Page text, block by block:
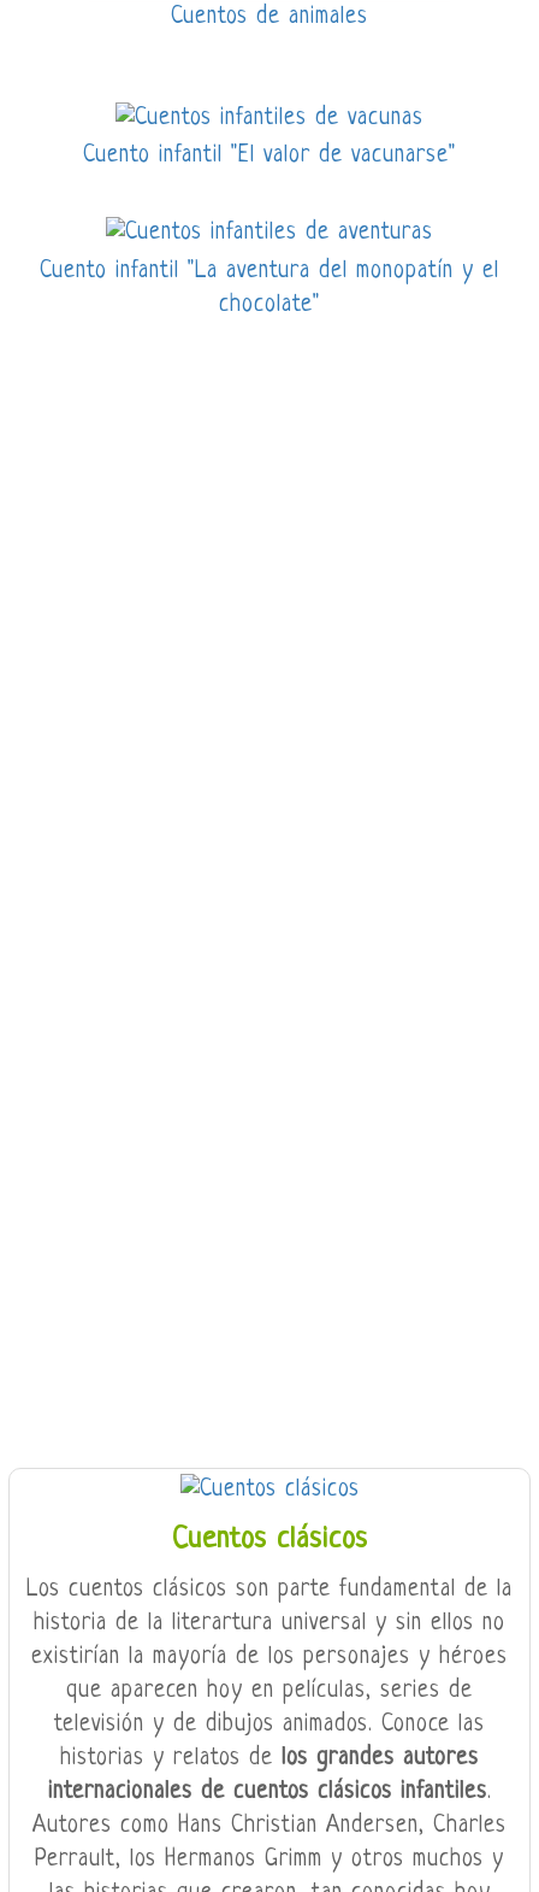
Cuentos de animales
Cuento infantil "El valor de vacunarse"
Cuento infantil "La aventura del monopatín y el
chocolate"
Cuentos clásicos
Los cuentos clásicos son parte fundamental de la
historia de la literartura universal y sin ellos no
existirían la mayoría de los personajes y héroes
que aparecen hoy en películas, series de
televisión y de dibujos animados. Conoce las
historias y relatos de los grandes autores
internacionales de cuentos clásicos infantiles.
Autores como Hans Christian Andersen, Charles
Perrault, los Hermanos Grimm y otros muchos y